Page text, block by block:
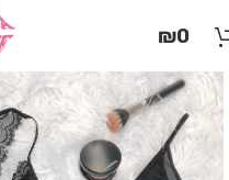
זֶה
מַעֲרֶכֶת
"המרכז
הישראלי
לְהַנְגָּשָׁת
₪0